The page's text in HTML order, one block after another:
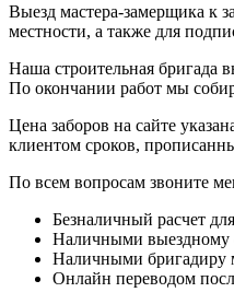
Выезд мастера-замерщика к
местности, а также для
Наша строительная бригада
По окончании работ мы
Цена заборов на сайте
клиентом сроков,
По всем вопросам звоните
Безналичный расчет
Наличными выездному
Наличными бригадиру
Онлайн переводом